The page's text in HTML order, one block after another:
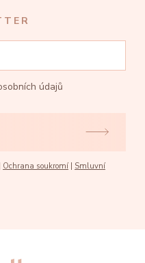
údajů
Ochrana soukromí | Smluvní